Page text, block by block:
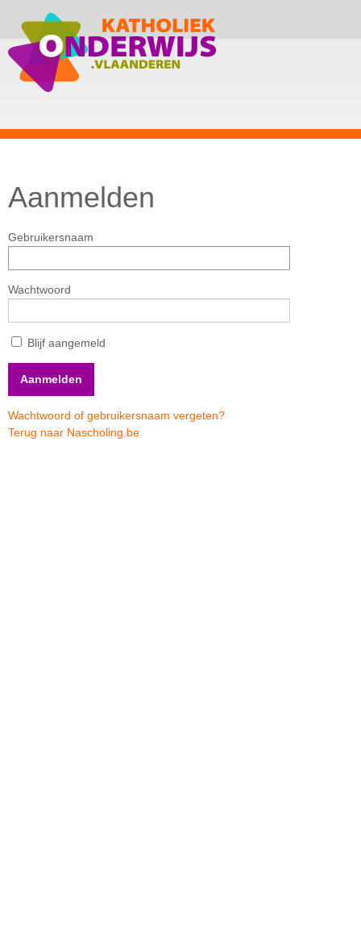
Aanmelden
Gebruikersnaam
Wachtwoord
Blijf aangemeld
Wachtwoord of gebruikersnaam vergeten?
Terug naar Nascholing.be